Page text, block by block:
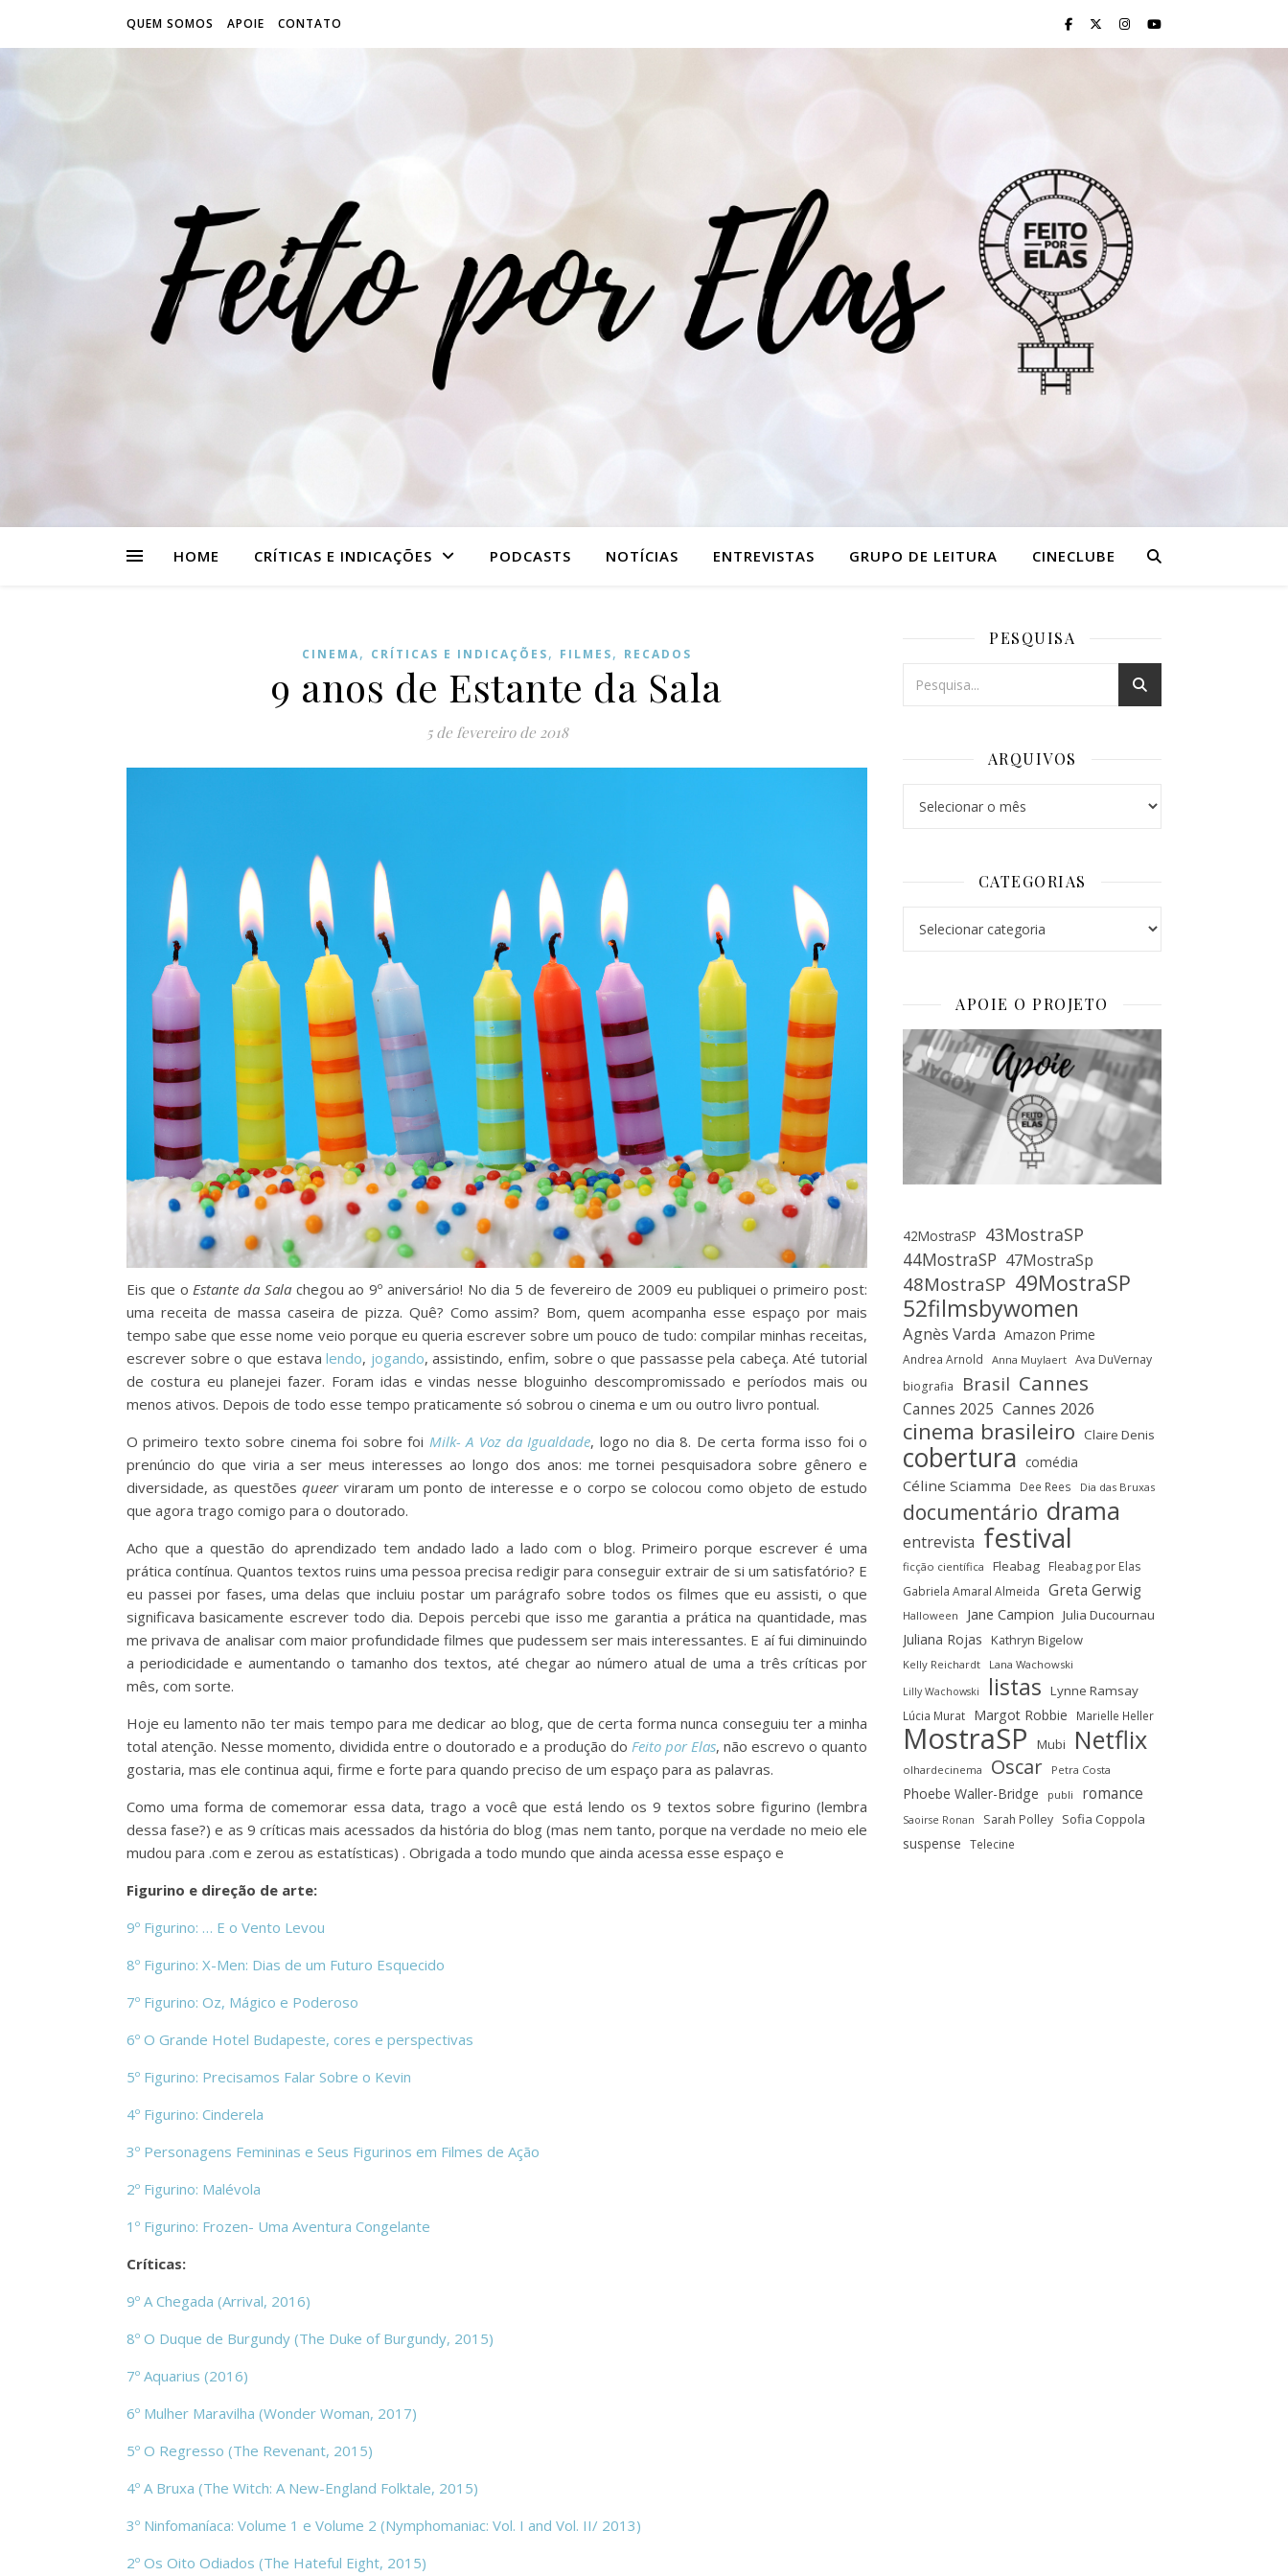
QUEM SOMOS APOIE CONTATO
HOME CRÍTICAS E INDICAÇÕES PODCASTS NOTÍCIAS ENTREVISTAS GRUPO DE LEITURA CINECLUBE
CINEMA, CRÍTICAS E INDICAÇÕES, FILMES, RECADOS
9 anos de Estante da Sala
5 de fevereiro de 2018
Eis que oEstante da Salachegou ao 9º aniversário! No dia 5 de fevereiro de 2009 eu publiquei o primeiro post:
uma receita de massa caseira de pizza. Quê? Como assim? Bom, quem acompanha esse espaço por mais
tempo sabe que esse nome veio porque eu queria escrever sobre um pouco de tudo: compilar minhas receitas,
escrever sobre o que estava lendo, jogando, assistindo, enfim, sobre o que passasse pela cabeça. Até tutorial
de costura eu planejei fazer. Foram idas e vindas nesse bloguinho descompromissado e períodos mais ou
menos ativos. Depois de todo esse tempo praticamente só sobrou o cinema e um ou outro livro pontual.
O primeiro texto sobre cinema foi sobre foi Milk- A Voz da Igualdade, logo no dia 8. De certa forma isso foi o
prenúncio do que viria a ser meus interesses ao longo dos anos: me tornei pesquisadora sobre gênero e
diversidade, as questõesqueer viraram um ponto de interesse e o corpo se colocou como objeto de estudo
que agora trago comigo para o doutorado.
Acho que a questão do aprendizado tem andado lado a lado com o blog. Primeiro porque escrever é uma
prática contínua. Quantos textos ruins uma pessoa precisa redigir para conseguir extrair de si um satisfatório? E
eu passei por fases, uma delas que incluiu postar um parágrafo sobre todos os filmes que eu assisti, o que
significava basicamente escrever todo dia. Depois percebi que isso me garantia a prática na quantidade, mas
me privava de analisar com maior profundidade filmes que pudessem ser mais interessantes. E aí fui diminuindo
a periodicidade e aumentando o tamanho dos textos, até chegar ao número atual de uma a três críticas por
mês, com sorte.
Hoje eu lamento não ter mais tempo para me dedicar ao blog, que de certa forma nunca conseguiu ter a minha
total atenção. Nesse momento, dividida entre o doutorado e a produção do Feito por Elas, não escrevo o quanto
gostaria, mas ele continua aqui, firme e forte para quando preciso de um espaço para as palavras.
Como uma forma de comemorar essa data, trago a você que está lendo os 9 textos sobre figurino (lembra
dessa fase?) e as 9 críticas mais acessados da história do blog (mas nem tanto, porque na verdade no meio ele
mudou para .com e zerou as estatísticas) . Obrigada a todo mundo que ainda acessa esse espaço e
Figurino e direção de arte:
9º Figurino: … E o Vento Levou
8º Figurino: X-Men: Dias de um Futuro Esquecido
7º Figurino: Oz, Mágico e Poderoso
6º O Grande Hotel Budapeste, cores e perspectivas
5º Figurino: Precisamos Falar Sobre o Kevin
4º Figurino: Cinderela
3º Personagens Femininas e Seus Figurinos em Filmes de Ação
2º Figurino: Malévola
1º Figurino: Frozen- Uma Aventura Congelante
Críticas:
9º A Chegada (Arrival, 2016)
8º O Duque de Burgundy (The Duke of Burgundy, 2015)
7º Aquarius (2016)
6º Mulher Maravilha (Wonder Woman, 2017)
5º O Regresso (The Revenant, 2015)
4º A Bruxa (The Witch: A New-England Folktale, 2015)
3º Ninfomaníaca: Volume 1 e Volume 2 (Nymphomaniac: Vol. I and Vol. II/ 2013)
2º Os Oito Odiados (The Hateful Eight, 2015)
PESQUISA
ARQUIVOS
CATEGORIAS
APOIE O PROJETO
42MostraSP 43MostraSP
44MostraSP 47MostraSp
48MostraSP 49MostraSP
52filmsbywomen
Agnès Varda Amazon Prime
Andrea Arnold Anna Muylaert Ava DuVernay
biografia Brasil Cannes
Cannes 2025 Cannes 2026
cinema brasileiro Claire Denis
cobertura comédia
Céline Sciamma Dee Rees Dia das Bruxas
documentário drama
entrevista festival
ficção científica Fleabag Fleabag por Elas
Gabriela Amaral Almeida Greta Gerwig
Halloween Jane Campion Julia Ducournau
Juliana Rojas Kathryn Bigelow
Kelly Reichardt Lana Wachowski
Lilly Wachowski listas Lynne Ramsay
Lúcia Murat Margot Robbie Marielle Heller
MostraSP Mubi Netflix
olhardecinema Oscar Petra Costa
Phoebe Waller-Bridge publi romance
Saoirse Ronan Sarah Polley Sofia Coppola
suspense Telecine